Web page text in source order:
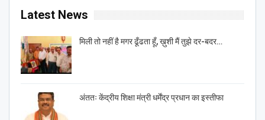
Latest News
मिली तो नहीं है मगर ढूँढता हूँ, ख़ुशी मैं तुझे दर-बदर…
अंततः केंद्रीय शिक्षा मंत्री धर्मेंद्र प्रधान का इस्तीफा